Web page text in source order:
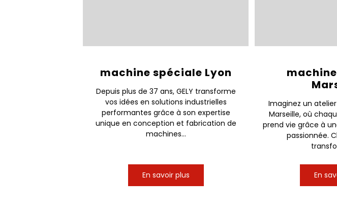
machine spéciale Lyon
Depuis plus de 37 ans, GELY transforme
vos idées en solutions industrielles
performantes grâce à son expertise
unique en conception et fabrication de
machines...
En savoir plus
Imaginez un
Marseille, où
prend vie grâce à
passionnée.
En